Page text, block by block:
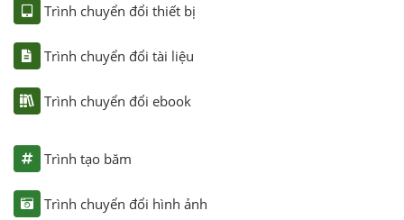
Trình chuyển đổi thiết bị
Trình chuyển đổi tài liệu
Trình chuyển đổi ebook
Trình tạo băm
Trình chuyển đổi hình ảnh